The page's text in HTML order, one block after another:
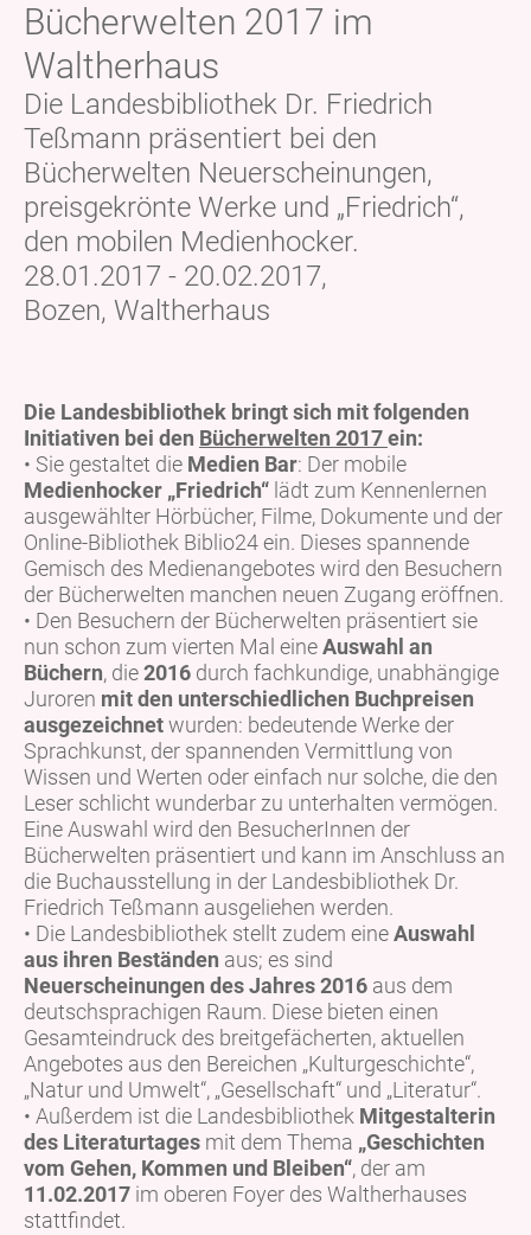
Bücherwelten 2017 im
Waltherhaus
Die Landesbibliothek Dr. Friedrich
Teßmann präsentiert bei den
Bücherwelten Neuerscheinungen,
preisgekrönte Werke und „Friedrich“,
den mobilen Medienhocker.
28.01.2017 - 20.02.2017,
Bozen, Waltherhaus
Die Landesbibliothek bringt sich mit folgenden
Initiativen bei den Bücherwelten 2017ein:
• Sie gestaltet die Medien Bar: Der mobile
Medienhocker „Friedrich“ lädt zum Kennenlernen
ausgewählter Hörbücher, Filme, Dokumente und der
Online-Bibliothek Biblio24 ein. Dieses spannende
Gemisch des Medienangebotes wird den Besuchern
der Bücherwelten manchen neuen Zugang eröffnen.
• Den Besuchern der Bücherwelten präsentiert sie
nun schon zum vierten Mal eineAuswahl an
Büchern, die2016 durch fachkundige, unabhängige
Juroren mit den unterschiedlichen Buchpreisen
ausgezeichnetwurden: bedeutende Werke der
Sprachkunst, der spannenden Vermittlung von
Wissen und Werten oder einfach nur solche, die den
Leser schlicht wunderbar zu unterhalten vermögen.
Eine Auswahl wird den BesucherInnen der
Bücherwelten präsentiert und kann im Anschluss an
die Buchausstellung in der Landesbibliothek Dr.
Friedrich Teßmann ausgeliehen werden.
• Die Landesbibliothek stellt zudem eineAuswahl
aus ihren Beständen aus; es sind
Neuerscheinungen des Jahres 2016 aus dem
deutschsprachigen Raum. Diese bieten einen
Gesamteindruck des breitgefächerten, aktuellen
Angebotes aus den Bereichen „Kulturgeschichte“,
„Natur und Umwelt“, „Gesellschaft“ und „Literatur“.
• Außerdem ist die Landesbibliothek Mitgestalterin
des Literaturtages mit dem Thema „Geschichten
vom Gehen, Kommen und Bleiben“, der am
11.02.2017 im oberen Foyer des Waltherhauses
stattfindet.